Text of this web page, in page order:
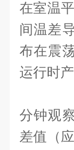
在室温
间温差
布在震
运行时
运
分钟观
差值（